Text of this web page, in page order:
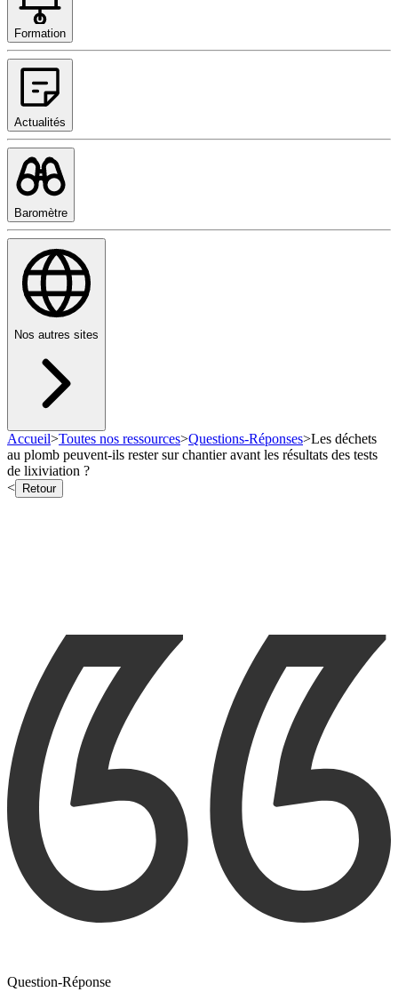
Formation
Actualités
Baromètre
Nos autres sites
Accueil>Toutes nos ressources>Questions-Réponses>Les déchets
au plomb peuvent-ils rester sur chantier avant les résultats des tests
de lixiviation ?
<
Retour
Question-Réponse